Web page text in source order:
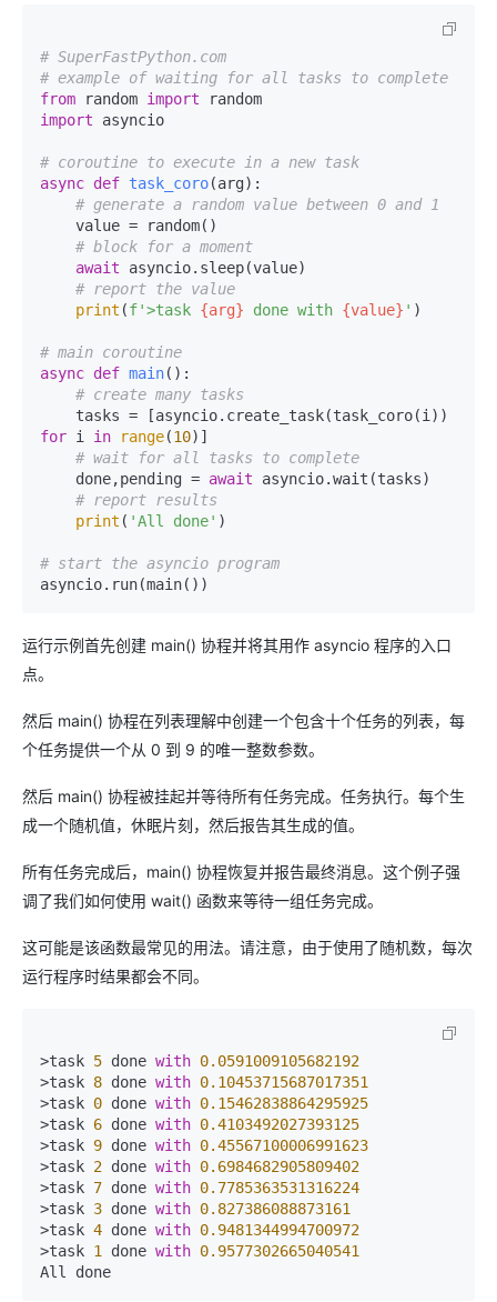
# SuperFastPython.com
# example of waiting for all tasks to complete
from random import
import asyncio
# coroutine to execute in a new task
async def task_coro(arg):
# generate a random value between 0 and 1
# block for a moment
await asyncio.sleep(value)
# report the value
print (f'>task {arg} done with {value} ' )
# main coroutine
async def main():
# create many tasks
for i in range(10)]
# wait for all tasks to complete
    done,pending =
await asyncio.wait(tasks)
# report results
print ( 'All done' )
# start the asyncio program
asyncio.run(main())
运行示例首先创建 main() 协程并将其用作 asyncio 程序的入口
点。
然后 main() 协程在列表理解中创建一个包含十个任务的列表，每
个任务提供一个从 0 到 9 的唯一整数参数。
然后 main() 协程被挂起并等待所有任务完成。任务执行。每个生
成一个随机值，休眠片刻，然后报告其生成的值。
所有任务完成后，main() 协程恢复并报告最终消息。这个例子强
调了我们如何使用 wait() 函数来等待一组任务完成。
这可能是该函数最常见的用法。请注意，由于使用了随机数，每次
运行程序时结果都会不同。
>task 5 done with 0.0591009105682192
>task 8 done with 0.10453715687017351
>task 0 done with 0.15462838864295925
>task 6 done with 0.4103492027393125
>task 9 done with 0.45567100006991623
>task 2 done with 0.6984682905809402
>task 7 done with 0.7785363531316224
>task 3 done with 0.827386088873161
>task 4 done with 0.9481344994700972
>task 1 done with 0.9577302665040541
All done